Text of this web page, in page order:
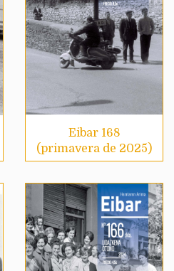
Eibar 168
(primavera de 2025)